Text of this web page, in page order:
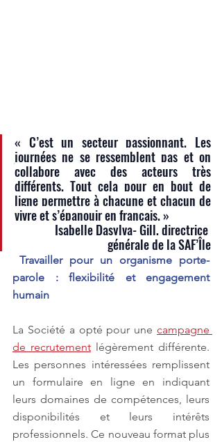
« C’est un secteur passionnant. Les
journées ne se ressemblent pas et on
collabore avec des acteurs très
différents. Tout cela pour en bout de
ligne permettre à chacune et chacun de
vivre et s’épanouir en français. »
Isabelle Dasylva- Gill, directrice
générale de la SAF’Île
Travailler pour un organisme porte-
parole : flexibilité et engagement
humain
La Société a opté pour une campagne
de recrutement légèrement différente.
Les personnes intéressées remplissent
un formulaire en ligne en indiquant
leurs domaines de compétences, leurs
disponibilités et leurs intérêts
professionnels. Ce nouveau format plus